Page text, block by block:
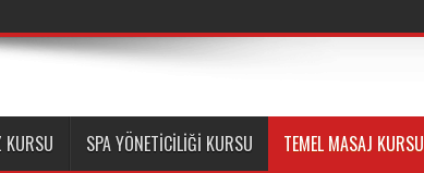
SPA YÖNETICILIĞI KURSU TEMEL MASAJ KURSU